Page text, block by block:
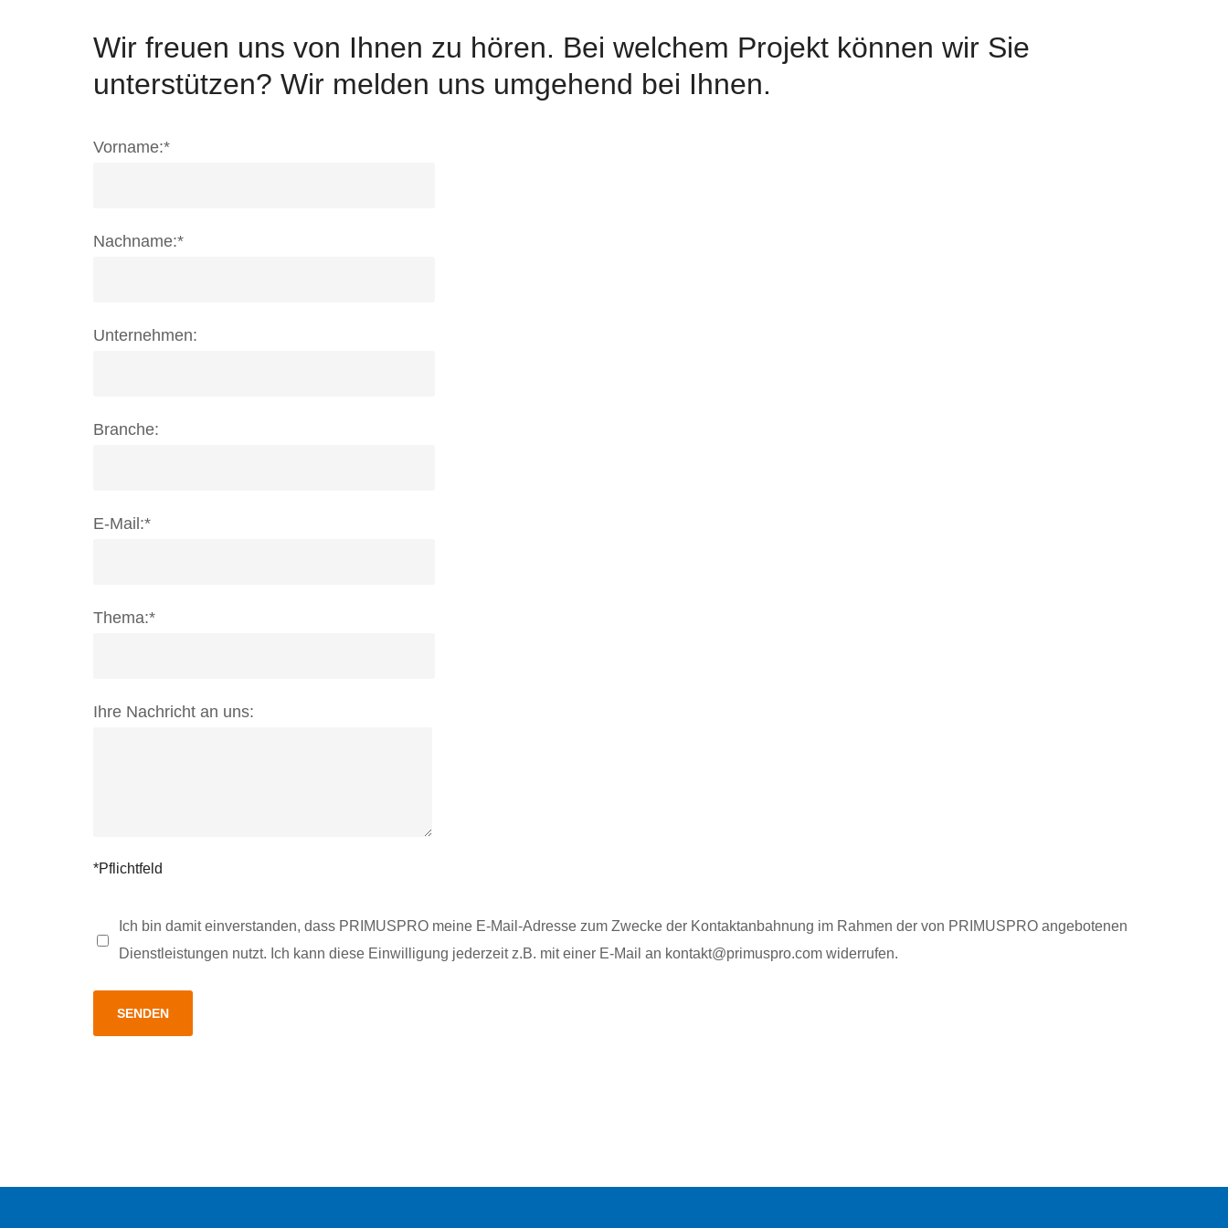
Wir freuen uns von Ihnen zu hören. Bei welchem Projekt können wir Sie
unterstützen? Wir melden uns umgehend bei Ihnen.
Vorname:*
Nachname:*
Unternehmen:
Branche:
E-Mail:*
Thema:*
Ihre Nachricht an uns:
*Pflichtfeld
Ich bin damit einverstanden, dass PRIMUSPRO meine E-Mail-Adresse zum Zwecke der Kontaktanbahnung im Rahmen der von PRIMUSPRO angebotenen
Dienstleistungen nutzt. Ich kann diese Einwilligung jederzeit z.B. mit einer E-Mail an kontakt@primuspro.com widerrufen.